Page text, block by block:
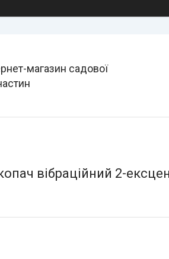
магазин садової
вібраційний 2-